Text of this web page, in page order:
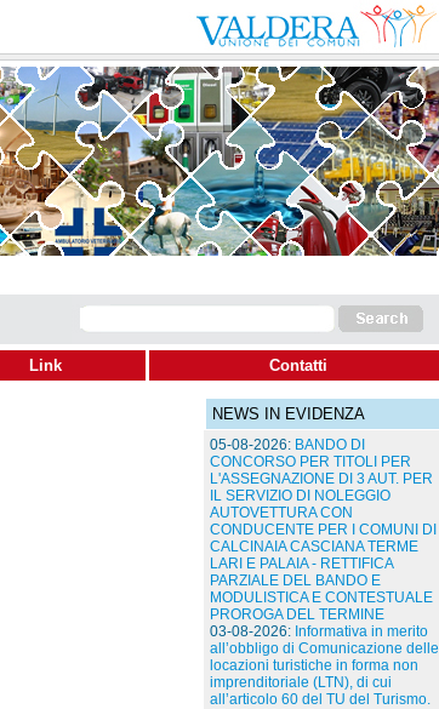
Link Contatti
NEWS IN EVIDENZA
05-08-2026: BANDO DI
CONCORSO PER TITOLI PER
L'ASSEGNAZIONE DI 3 AUT. PER
IL SERVIZIO DI NOLEGGIO
AUTOVETTURA CON
CONDUCENTE PER I COMUNI DI
CALCINAIA CASCIANA TERME
LARI E PALAIA - RETTIFICA
PARZIALE DEL BANDO E
MODULISTICA E CONTESTUALE
PROROGA DEL TERMINE
03-08-2026: Informativa in merito
all’obbligo di Comunicazione delle
locazioni turistiche in forma non
imprenditoriale (LTN), di cui
all’articolo 60 del TU del Turismo.